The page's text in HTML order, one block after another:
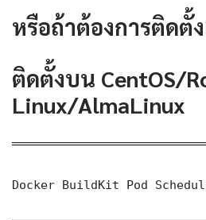
หรือถ้าต้องการติดตั้
ติดตั้งบน CentOS/
Linux/AlmaLinux
Docker BuildKit Pod